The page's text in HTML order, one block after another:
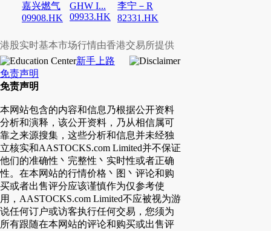
嘉兴燃气
09908.HK
GHW I...
09933.HK
李宁－R
82331.HK
港股实时基本市场行情由香港交易所提供
新手上路
免责声明
免责声明
本网站包含的内容和信息乃根据公开资料
分析和演释，该公开资料，乃从相信属可
靠之来源搜集，这些分析和信息并未经独
立核实和AASTOCKS.com Limited并不保证
他们的准确性丶完整性丶实时性或者正确
性。在本网站的行情价格丶图丶评论和购
买或者出售评分应该谨慎作为仅参考使
用，AASTOCKS.com Limited不应被视为游
说任何订户或访客执行任何交易，您须为
所有跟随在本网站的评论和购买或出售评